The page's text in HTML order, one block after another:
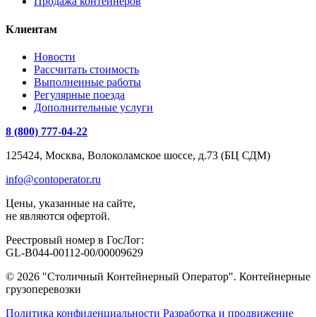
Клиентам
Новости
Рассчитать стоимость
Выполненные работы
Регулярные поезда
Дополнительные услуги
8 (800) 777-04-22
125424, Москва, Волоколамское шоссе, д.73 (БЦ СДМ)
info@contoperator.ru
Цены, указанные на сайте,
не являются офертой.
Реестровый номер в ГосЛог:
GL-B044-00112-00/00009629
© 2026 "Столичный Контейнерный Оператор". Контейнерные
грузоперевозки
Политика конфиденциальности Разработка и продвижение